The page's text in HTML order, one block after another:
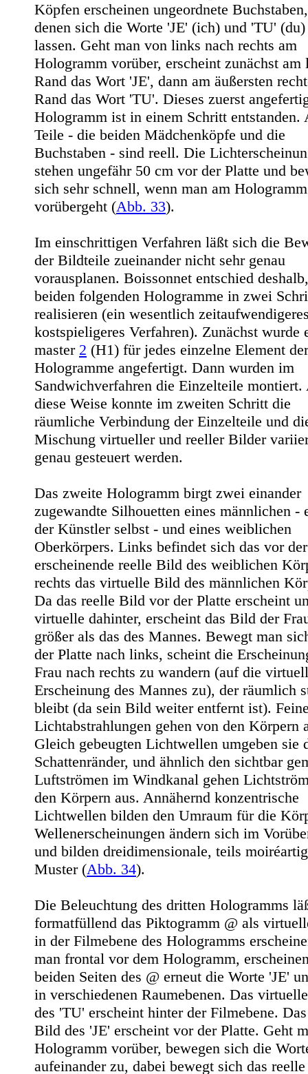
Köpfen erscheinen ungeordnete
denen sich die Worte 'JE' (ich) und 'TU'
lassen. Geht man von links nach rechts am
Hologramm vorüber, erscheint zunächst am
Rand das Wort 'JE', dann am äußersten
Rand das Wort 'TU'. Dieses zuerst
Hologramm ist in einem Schritt entstanden.
Teile - die beiden Mädchenköpfe und die
Buchstaben - sind reell. Die
stehen ungefähr 50 cm vor der Platte und
sich sehr schnell, wenn man am Hologramm
vorübergeht (Abb. 33).
Im einschrittigen Verfahren läßt sich die
der Bildteile zueinander nicht sehr genau
vorausplanen. Boissonnet entschied
beiden folgenden Hologramme in zwei
realisieren (ein wesentlich
kostspieligeres Verfahren). Zunächst wurde
master 2 (H1) für jedes einzelne Element der
Hologramme angefertigt. Dann wurden im
Sandwichverfahren die Einzelteile montiert.
diese Weise konnte im zweiten Schritt die
räumliche Verbindung der Einzelteile und
Mischung virtueller und reeller Bilder
genau gesteuert werden.
Das zweite Hologramm birgt zwei einander
zugewandte Silhouetten eines männlichen -
der Künstler selbst - und eines weiblichen
Oberkörpers. Links befindet sich das vor
erscheinende reelle Bild des weiblichen
rechts das virtuelle Bild des männlichen
Da das reelle Bild vor der Platte erscheint
virtuelle dahinter, erscheint das Bild der
größer als das des Mannes. Bewegt man
der Platte nach links, scheint die
Frau nach rechts zu wandern (auf die
Erscheinung des Mannes zu), der räumlich
bleibt (da sein Bild weiter entfernt ist).
Lichtabstrahlungen gehen von den Körpern
Gleich gebeugten Lichtwellen umgeben sie
Schattenränder, und ähnlich den sichtbar
Luftströmen im Windkanal gehen
den Körpern aus. Annähernd konzentrische
Lichtwellen bilden den Umraum für die
Wellenerscheinungen ändern sich im
und bilden dreidimensionale, teils
Muster(Abb. 34).
Die Beleuchtung des dritten Hologramms
formatfüllend das Piktogramm @ als
in der Filmebene des Hologramms
man frontal vor dem Hologramm,
beiden Seiten des @ erneut die Worte 'JE'
in verschiedenen Raumebenen. Das
des 'TU' erscheint hinter der Filmebene.
Bild des 'JE' erscheint vor der Platte. Geht
Hologramm vorüber, bewegen sich die
aufeinander zu, dabei bewegt sich das